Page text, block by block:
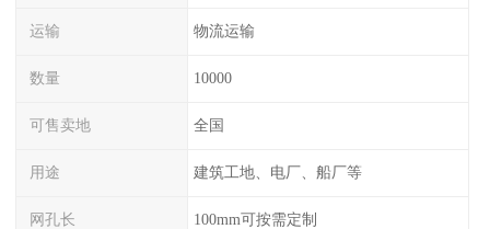
运输 物流运输
数量 10000
可售卖地 全国
用途 建筑工地、电厂、船厂等
网孔长 100mm可按需定制